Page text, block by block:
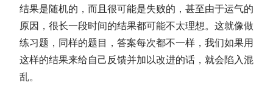
结果是随机的，而且很可能是失败的，甚至由于运气的
原因，很长一段时间的结果都可能不太理想。这就像做
练习题，同样的题目，答案每次都不一样，我们如果用
这样的结果来给自己反馈并加以改进的话，就会陷入混
乱。